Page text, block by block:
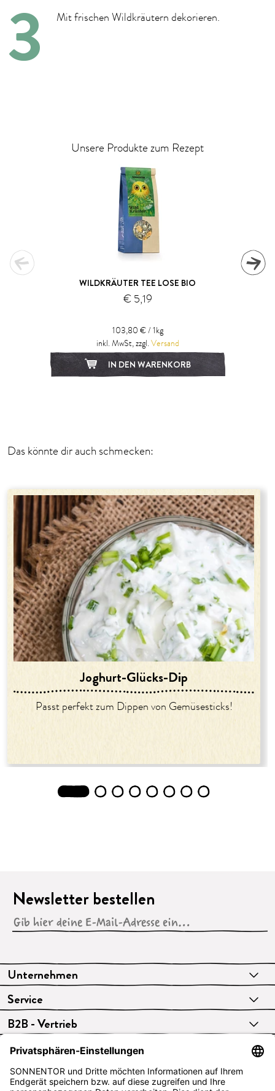
Mit frischen Wildkräutern dekorieren.
Unsere Produkte zum Rezept
WILDKRÄUTER TEE LOSE BIO
€ 5,19
103,80 € / 1kg
inkl. MwSt, zzgl. Versand
IN DEN WARENKORB
Das könnte dir auch schmecken:
Joghurt-Glücks-Dip
Passt perfekt zum Dippen von Gemüsesticks!
2 3 4 5 6 7 8
Unternehmen
Service
B2B - Vertrieb
Newsletter bestellen